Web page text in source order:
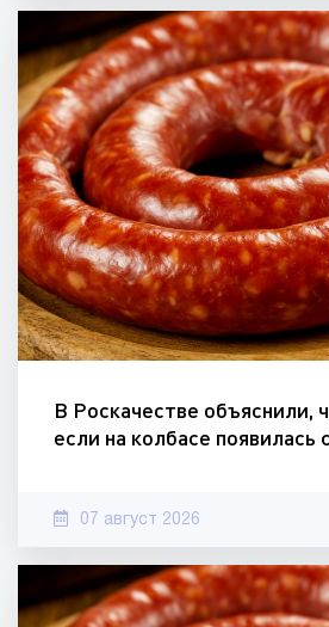
В Роскачестве объяснили,
если на колбасе появилась
07 август 2026